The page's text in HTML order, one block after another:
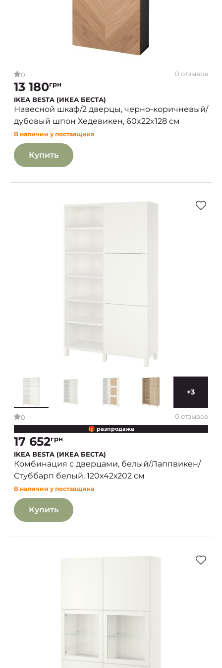
0 0 отзывов
13 180грн
IKEA BESTA (ИКЕА БЕСТА)
Навесной шкаф/2 дверцы, черно-коричневый/
дубовый шпон Хедевикен, 60x22x128 см
В наличии у поставщика
Купить
+3
0 0 отзывов
🎁 разпродажа
17 652грн
IKEA BESTA (ИКЕА БЕСТА)
Комбинация с дверцами, белый/Лаппвикен/
Стуббарп белый, 120х42х202 см
В наличии у поставщика
Купить